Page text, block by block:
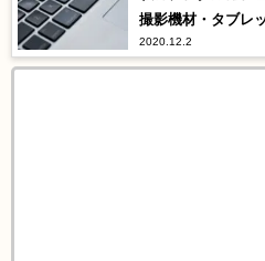
撮影機材・タブレ
2020.12.2